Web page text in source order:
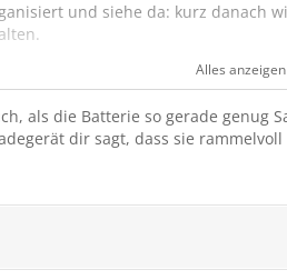
und siehe da: kurz danach
zur Installation angeboten.“
lassen, die Installationsoption
Alles anzeigen
als die Batterie so gerade
dir sagt, dass sie rammelvoll